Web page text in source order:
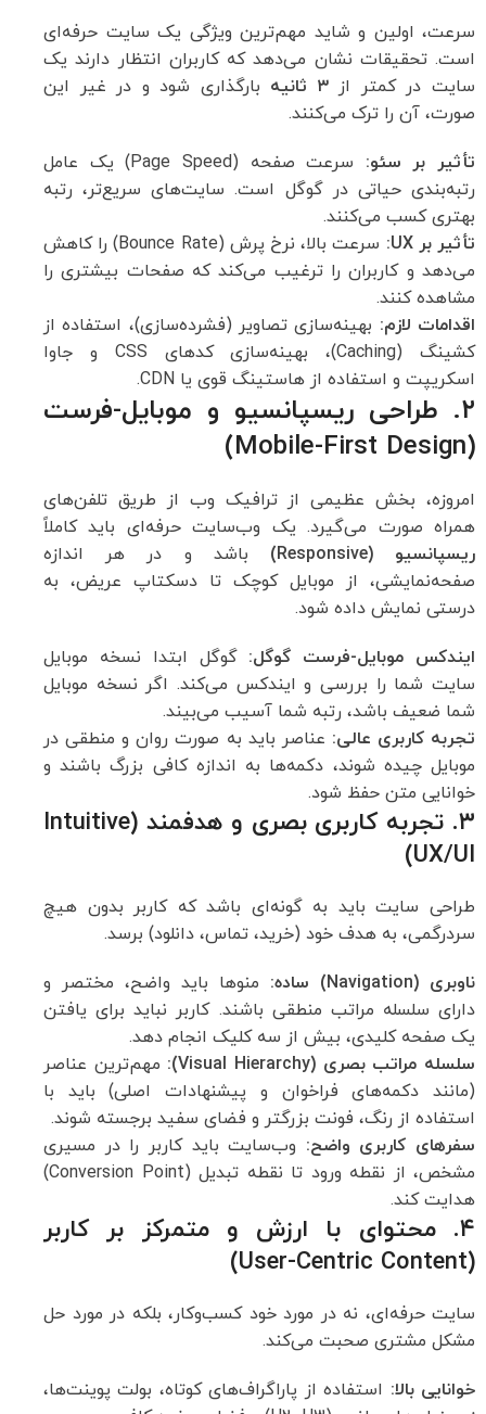
سرعت، اولین و شاید مهم‌ترین ویژگی یک سایت حرفه‌ای
است. تحقیقات نشان می‌دهد که کاربران انتظار دارند یک
سایت در کمتر از۳ ثانیه بارگذاری شود و در غیر این
صورت، آن را ترک می‌کنند.
تأثیر بر سئو:
سرعت صفحه (Page Speed) یک عامل
رتبه‌بندی حیاتی در گوگل است. سایت‌های سریع‌تر، رتبه
بهتری کسب می‌کنند.
تأثیر بر UX:
سرعت بالا، نرخ پرش (Bounce Rate) را کاهش
می‌دهد و کاربران را ترغیب می‌کند که صفحات بیشتری را
مشاهده کنند.
اقدامات لازم: بهینه‌سازی تصاویر (فشرده‌سازی)، استفاده از
کشینگ (Caching)، بهینه‌سازی کدهای CSS و جاوا
اسکریپت و استفاده از هاستینگ قوی یا CDN.
۲. طراحی ریسپانسیو و موبایل-فرست
(Mobile-First Design)
امروزه، بخش عظیمی از ترافیک وب از طریق تلفن‌های
همراه صورت می‌گیرد. یک وب‌سایت حرفه‌ای باید کاملاً
ریسپانسیو (Responsive)
باشد و در هر اندازه
صفحه‌نمایشی، از موبایل کوچک تا دسکتاپ عریض، به
درستی نمایش داده شود.
ایندکس موبایل-فرست گوگل: گوگل ابتدا نسخه موبایل
سایت شما را بررسی و ایندکس می‌کند. اگر نسخه موبایل
شما ضعیف باشد، رتبه شما آسیب می‌بیند.
تجربه کاربری عالی: عناصر باید به صورت روان و منطقی در
موبایل چیده شوند، دکمه‌ها به اندازه کافی بزرگ باشند و
خوانایی متن حفظ شود.
۳. تجربه کاربری بصری و هدفمند (Intuitive
UX/UI)
طراحی سایت باید به گونه‌ای باشد که کاربر بدون هیچ
سردرگمی، به هدف خود (خرید، تماس، دانلود) برسد.
ناوبری (Navigation) ساده: منوها باید واضح، مختصر و
دارای سلسله مراتب منطقی باشند. کاربر نباید برای یافتن
یک صفحه کلیدی، بیش از سه کلیک انجام دهد.
سلسله مراتب بصری (Visual Hierarchy):
مهم‌ترین عناصر
(مانند دکمه‌های فراخوان و پیشنهادات اصلی) باید با
استفاده از رنگ، فونت بزرگتر و فضای سفید برجسته شوند.
سفرهای کاربری واضح: وب‌سایت باید کاربر را در مسیری
مشخص، از نقطه ورود تا نقطه تبدیل (Conversion Point)
هدایت کند.
۴. محتوای با ارزش و متمرکز بر کاربر
(User-Centric Content)
سایت حرفه‌ای، نه در مورد خود کسب‌وکار، بلکه در مورد حل
مشکل مشتری صحبت می‌کند.
خوانایی بالا: استفاده از پاراگراف‌های کوتاه، بولت پوینت‌ها،